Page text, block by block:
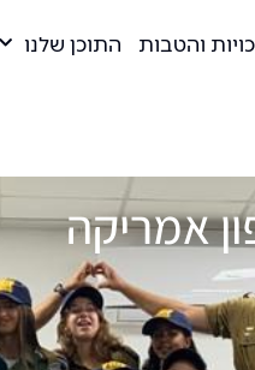
והטבות התוכן שלנו
אמריקה